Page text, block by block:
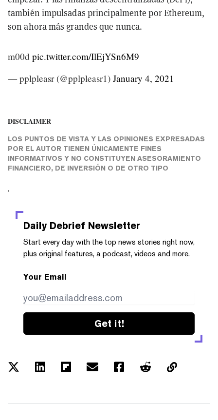
también impulsadas principalmente por Ethereum,
son ahora más grandes que nunca.
m00d pic.twitter.com/IlEjYSn6M9
— pplpleasr (@pplpleasr1) January 4, 2021
DISCLAIMER
LOS PUNTOS DE VISTA Y LAS OPINIONES EXPRESADAS
POR EL AUTOR TIENEN ÚNICAMENTE FINES
INFORMATIVOS Y NO CONSTITUYEN ASESORAMIENTO
FINANCIERO, DE INVERSIÓN O DE OTRO TIPO
.
Daily Debrief Newsletter
Start every day with the top news stories right now,
plus original features, a podcast, videos and more.
Your Email
Get it!